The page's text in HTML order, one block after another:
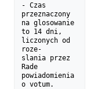
- Czas
przeznaczony
na glosowanie
to 14 dni,
liczonych od
roze-
slania przez
Rade
powiadomienia
o votum.